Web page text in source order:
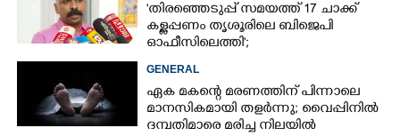
'തിരഞ്ഞെടുപ്പ് സമയത്ത് 17 ചാക്ക്
കള്ളപ്പണം തൃശൂരിലെ ബിജെപി
ഓഫീസിലെത്തി';
സെക്രട്ടറി
GENERAL
ഏക മകന്റെ മരണത്തിന് പിന്നാലെ
മാനസികമായി തളർന്നു; വൈപ്പിനിൽ
ദമ്പതിമാരെ മരിച്ച നിലയിൽ